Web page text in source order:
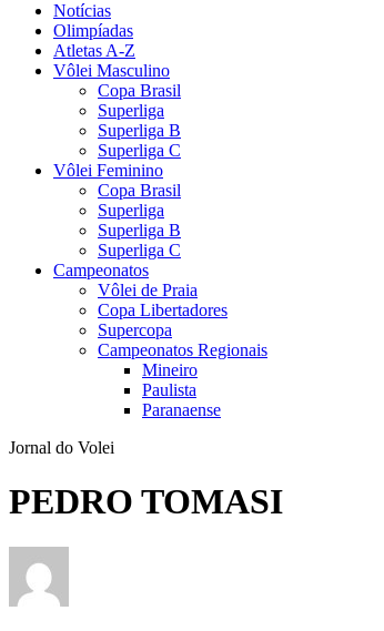
Notícias
Olimpíadas
Atletas A-Z
Vôlei Masculino
Copa Brasil
Superliga
Superliga B
Superliga C
Vôlei Feminino
Copa Brasil
Superliga
Superliga B
Superliga C
Campeonatos
Vôlei de Praia
Copa Libertadores
Supercopa
Campeonatos Regionais
Mineiro
Paulista
Paranaense
Jornal do Volei
PEDRO TOMASI